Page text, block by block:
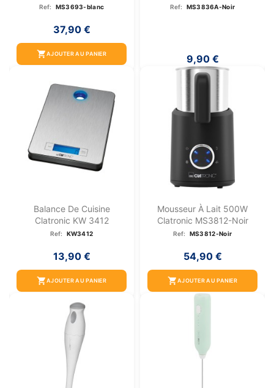
Ref: MS3693-blanc
37,90 €
shopping_cartAJOUTER AU PANIER
Ref: MS3836A-Noir
9,90 €
Balance De Cuisine
Clatronic KW 3412
Ref: KW3412
13,90 €
shopping_cartAJOUTER AU PANIER
Mousseur À Lait 500W
Clatronic MS3812-Noir
Ref: MS3812-Noir
54,90 €
shopping_cartAJOUTER AU PANIER